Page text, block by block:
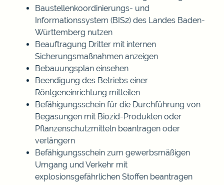
Baustellenkoordinierungs- und
Informationssystem (BIS2) des Landes Baden-
Württemberg nutzen
Beauftragung Dritter mit internen
Sicherungsmaßnahmen anzeigen
Bebauungsplan einsehen
Beendigung des Betriebs einer
Röntgeneinrichtung mitteilen
Befähigungsschein für die Durchführung von
Begasungen mit Biozid-Produkten oder
Pflanzenschutzmitteln beantragen oder
verlängern
Befähigungsschein zum gewerbsmäßigen
Umgang und Verkehr mit
explosionsgefährlichen Stoffen beantragen